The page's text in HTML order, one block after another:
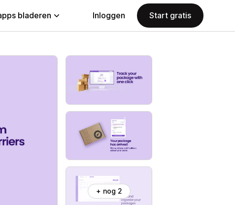
bladeren Inloggen Start gratis
+ nog 2